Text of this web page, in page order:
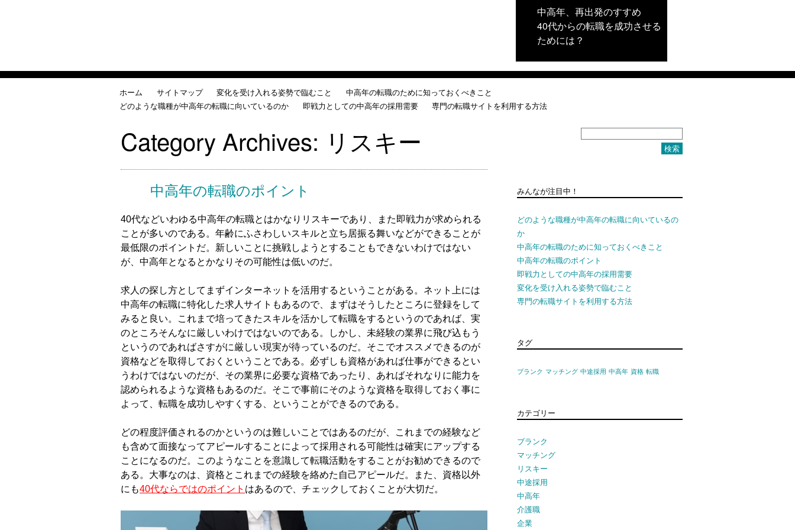
中高年、再出発のすすめ
40代からの転職を成功させる
ためには？
ホーム サイトマップ 変化を受け入れる姿勢で臨むこと
中高年の転職のために知っておくべきこと
どのような職種が中高年の転職に向いているのか
即戦力としての中高年の採用需要 専門の転職サイトを利用する方法
Category Archives: リスキー
中高年の転職のポイント
40代などいわゆる中高年の転職とはかなりリスキーであり、また即戦力が求められる
ことが多いのである。年齢にふさわしいスキルと立ち居振る舞いなどができることが
最低限のポイントだ。新しいことに挑戦しようとすることもできないわけではない
が、中高年となるとかなりその可能性は低いのだ。
求人の探し方としてまずインターネットを活用するということがある。ネット上には
中高年の転職に特化した求人サイトもあるので、まずはそうしたところに登録をして
みると良い。これまで培ってきたスキルを活かして転職をするというのであれば、実
のところそんなに厳しいわけではないのである。しかし、未経験の業界に飛び込もう
というのであればさすがに厳しい現実が待っているのだ。そこでオススメできるのが
資格などを取得しておくということである。必ずしも資格があれば仕事ができるとい
うわけではないのだが、その業界に必要な資格であったり、あればそれなりに能力を
認められるような資格もあるのだ。そこで事前にそのような資格を取得しておく事に
よって、転職を成功しやすくする、ということができるのである。
どの程度評価されるのかというのは難しいことではあるのだが、これまでの経験など
も含めて面接なってアピールすることによって採用される可能性は確実にアップする
ことになるのだ。このようなことを意識して転職活動をすることがお勧めできるので
ある。大事なのは、資格とこれまでの経験を絡めた自己アピールだ。また、資格以外
にも40代ならではのポイント はあるので、チェックしておくことが大切だ。
みんなが注目中！
どのような職種が中高年の転職に向いているの
か
中高年の転職のために知っておくべきこと
中高年の転職のポイント
即戦力としての中高年の採用需要
変化を受け入れる姿勢で臨むこと
専門の転職サイトを利用する方法
タグ
ブランク マッチング 中途採用 中高年 資格 転職
カテゴリー
ブランク
マッチング
リスキー
中途採用
中高年
介護職
企業